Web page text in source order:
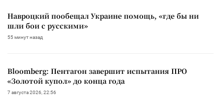
Навроцкий пообещал Украине помощь, «где бы ни
шли бои с русскими»
55 минут назад
Bloomberg: Пентагон завершит испытания ПРО
«Золотой купол» до конца года
7 августа 2026, 22:56